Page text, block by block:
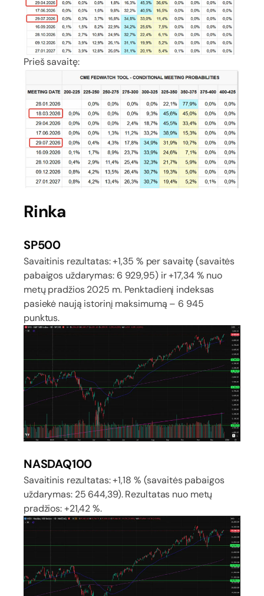
Prieš savaitę:
Rinka
SP500
Savaitinis rezultatas: +1,35 % per savaitę (savaitės
pabaigos uždarymas: 6 929,95) ir +17,34 % nuo
metų pradžios 2025 m. Penktadienį indeksas
pasiekė naują istorinį maksimumą – 6 945
punktus.
NASDAQ100
Savaitinis rezultatas: +1,18 % (savaitės pabaigos
uždarymas: 25 644,39). Rezultatas nuo metų
pradžios: +21,42 %.